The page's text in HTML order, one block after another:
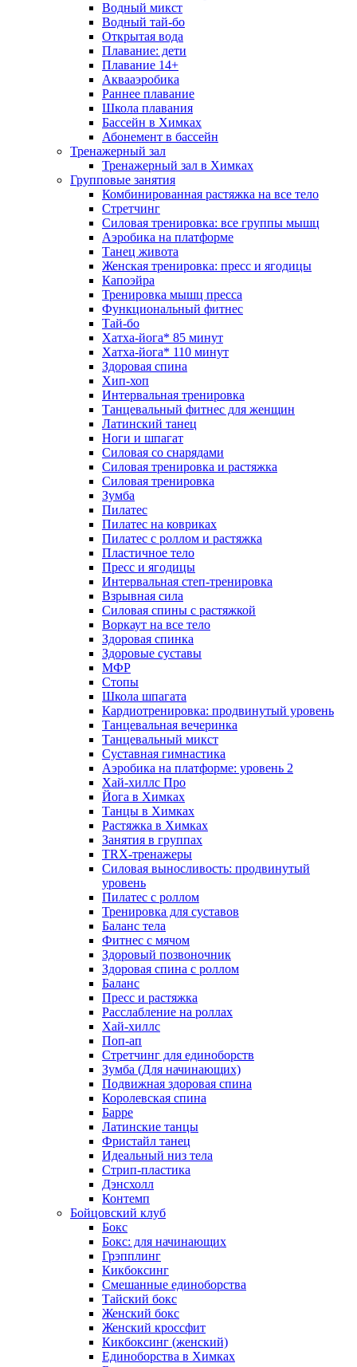
Водный микст
Водный тай-бо
Открытая вода
Плавание: дети
Плавание 14+
Аквааэробика
Раннее плавание
Школа плавания
Бассейн в Химках
Абонемент в бассейн
Тренажерный зал
Тренажерный зал в Химках
Групповые занятия
Комбинированная растяжка на все тело
Стретчинг
Силовая тренировка: все группы мышц
Аэробика на платформе
Танец живота
Женская тренировка: пресс и ягодицы
Капоэйра
Тренировка мышц пресса
Функциональный фитнес
Тай-бо
Хатха-йога* 85 минут
Хатха-йога* 110 минут
Здоровая спина
Хип-хоп
Интервальная тренировка
Танцевальный фитнес для женщин
Латинский танец
Ноги и шпагат
Силовая со снарядами
Силовая тренировка и растяжка
Силовая тренировка
Зумба
Пилатес
Пилатес на ковриках
Пилатес с роллом и растяжка
Пластичное тело
Пресс и ягодицы
Интервальная степ-тренировка
Взрывная сила
Силовая спины с растяжкой
Воркаут на все тело
Здоровая спинка
Здоровые суставы
МФР
Стопы
Школа шпагата
Кардиотренировка: продвинутый уровень
Танцевальная вечеринка
Танцевальный микст
Суставная гимнастика
Аэробика на платформе: уровень 2
Хай-хиллс Про
Йога в Химках
Танцы в Химках
Растяжка в Химках
Занятия в группах
TRX-тренажеры
Силовая выносливость: продвинутый
уровень
Пилатес с роллом
Тренировка для суставов
Баланс тела
Фитнес с мячом
Здоровый позвоночник
Здоровая спина с роллом
Баланс
Пресс и растяжка
Расслабление на роллах
Хай-хиллс
Поп-ап
Стретчинг для единоборств
Зумба (Для начинающих)
Подвижная здоровая спина
Королевская спина
Барре
Латинские танцы
Фристайл танец
Идеальный низ тела
Стрип-пластика
Дэнсхолл
Контемп
Бойцовский клуб
Бокс
Бокс: для начинающих
Грэпплинг
Кикбоксинг
Смешанные единоборства
Тайский бокс
Женский бокс
Женский кроссфит
Кикбоксинг (женский)
Единоборства в Химках